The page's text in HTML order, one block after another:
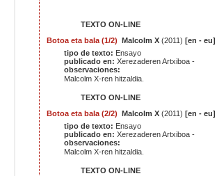
TEXTO ON-LINE
Botoa eta bala (1/2)
Malcolm X (2011)[en - eu]
tipo de texto: Ensayo
publicado en: Xerezaderen Artxiboa -
observaciones:
Malcolm X-ren hitzaldia.
TEXTO ON-LINE
Botoa eta bala (2/2)
Malcolm X (2011)[en - eu]
tipo de texto: Ensayo
publicado en: Xerezaderen Artxiboa -
observaciones:
Malcolm X-ren hitzaldia.
TEXTO ON-LINE